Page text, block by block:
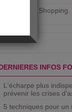
Aujourdhui
INFOS
L'écharpe plus
prévenir les crises
5 techniques pour un